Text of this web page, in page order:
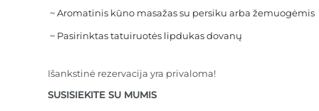
~ Aromatinis kūno masažas su persiku arba žemuogėmis
~ Pasirinktas tatuiruotės lipdukas dovanų
Išankstinė rezervacija yra privaloma!
SUSISIEKITE SU MUMIS